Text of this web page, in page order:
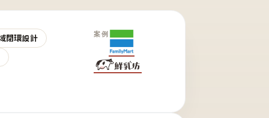
閉環設計
案例